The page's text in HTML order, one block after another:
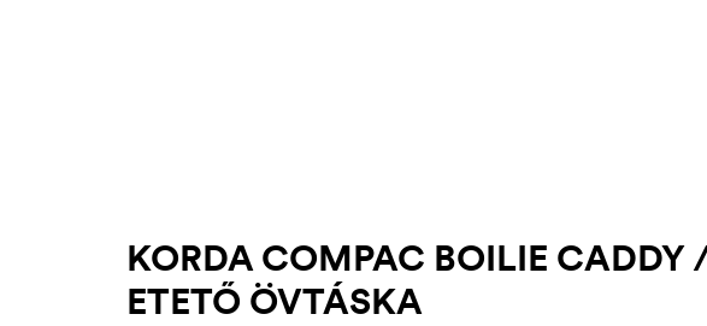
KORDA COMPAC BOILIE CADDY
ETETŐ ÖVTÁSKA